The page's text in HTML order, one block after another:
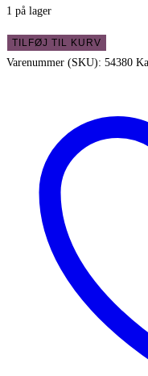
1 på lager
Flot
rustik
TILFØJ TIL KURV
Varenummer (SKU): 54380